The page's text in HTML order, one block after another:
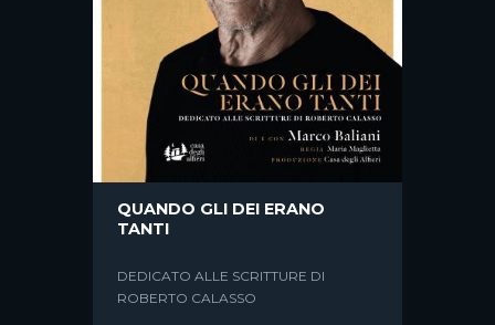
QUANDO GLI DEI ERANO
TANTI
DEDICATO ALLE SCRITTURE DI
ROBERTO CALASSO
PARAGOGHÈ
PRESENTATO AL TRIBUNALE DI
ANCONA NEL 2019 È DIVENTATO UN